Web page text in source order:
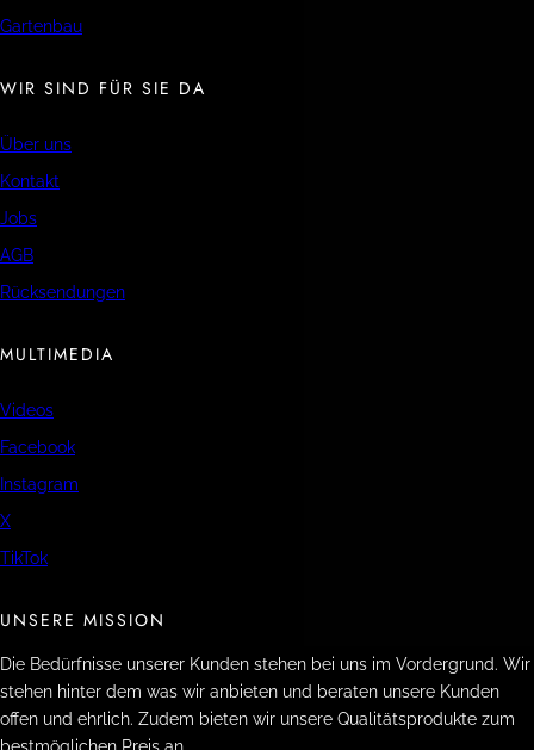
Gartenbau
WIR SIND FÜR SIE DA
Über uns
Kontakt
Jobs
AGB
Rücksendungen
MULTIMEDIA
Videos
Facebook
Instagram
X
TikTok
UNSERE MISSION
Die Bedürfnisse unserer Kunden stehen bei uns im Vordergrund. Wir
stehen hinter dem was wir anbieten und beraten unsere Kunden
offen und ehrlich. Zudem bieten wir unsere Qualitätsprodukte zum